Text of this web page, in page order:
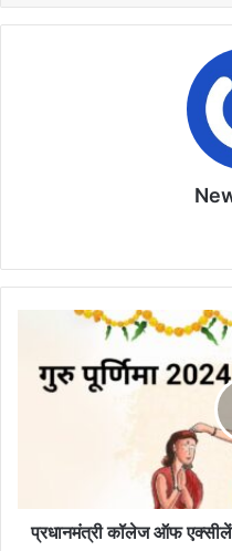
प्रधानमंत्री
ऑफ
एक्सीलेंस
मनाएंगे
गुरुप्रधानमंत्री कॉलेज ऑफ